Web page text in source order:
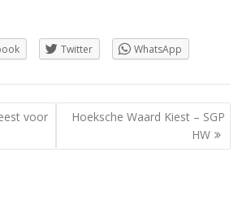
Twitter WhatsApp
voor
Hoeksche Waard Kiest – SGP
HW